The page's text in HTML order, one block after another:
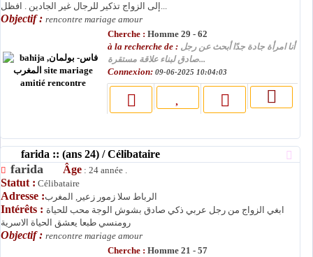
إلى الزواج تذكير للرجال غير الجادين . افظل...
Objectif : rencontre mariage amour
Cherche : Homme 29 - 62
à la recherche de : أنا امرأة جادة جدًا أبحث عن رجل
صادق لبناء علاقة مستقرة...
Connexion: 09-06-2025 10:04:03
farida :: (ans 24) / Célibataire
farida Âge : 24 année .
Statut : Célibataire
Adresse :الرباط سلا زمور زعير, المغرب
Intérêts : ابغي الزواج من رجل عربي ذكي صادق بشوش الوجة محب للحياة
رومنسي طبعا يعشق الحياة الاسرية
Objectif : rencontre mariage amour
Cherche : Homme 21 - 57